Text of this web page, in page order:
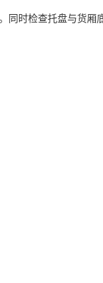
同时检查托盘与货厢